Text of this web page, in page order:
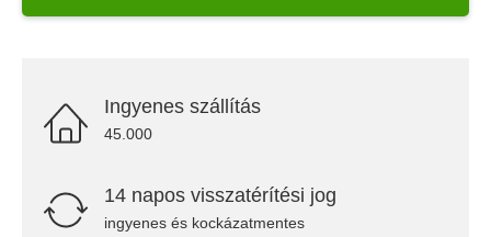
Ingyenes szállítás
45.000
14 napos visszatérítési jog
ingyenes és kockázatmentes